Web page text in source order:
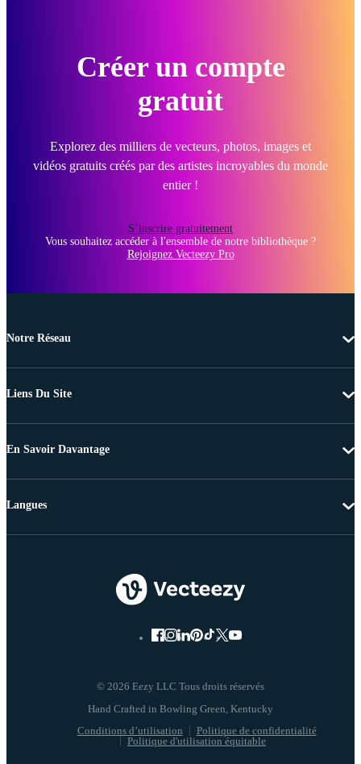
Créer un compte
gratuit
Explorez des milliers de vecteurs, photos, images et
vidéos gratuits créés par des artistes incroyables du monde
entier !
S’inscrire gratuitement
Vous souhaitez accéder à l'ensemble de notre bibliothèque ?
Rejoignez Vecteezy Pro
Notre Réseau
Liens Du Site
En Savoir Davantage
© 2026 Eezy LLC Tous droits réservés
Conditions d’utilisation
Politique de confidentialité
Politique d'utilisation équitable
Langues